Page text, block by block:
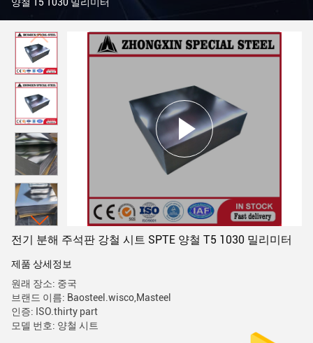
전기 분해 주석판 강철 시트 SPTE 양철 T5 1030 밀리미터
제품 상세정보
원래 장소: 중국
브랜드 이름: Baosteel.wisco,Masteel
인증: ISO.thirty part
모델 번호: 양철 시트